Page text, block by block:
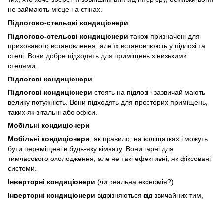
не займають місце на стінах.
Підлогово-стельові кондиціонери
Підлогово-стельові кондиціонери також призначені для
прихованого встановлення, але їх встановлюють у підлозі та
стелі. Вони добре підходять для приміщень з низькими
стелями.
Підлогові кондиціонери
Підлогові кондиціонери стоять на підлозі і зазвичай мають
велику потужність. Вони підходять для просторих приміщень,
таких як вітальні або офіси.
Мобільні кондиціонери
Мобільні кондиціонери , як правило, на коліщатках і можуть
бути переміщені в будь-яку кімнату. Вони гарні для
тимчасового охолодження, але не такі ефективні, як фіксовані
системи.
Інверторні кондиціонери (чи реальна економія?)
Інверторні кондиціонери відрізняються від звичайних тим,